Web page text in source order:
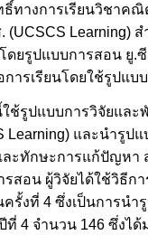
ธิ์ทางการเรียนวิชาค
. (UCSCS
ดยรูปแบบการสอน ยู
ารเรียนโดยใช้รูปแ
ใช้รูปแบบการวิจัยแล
Learning) และนำรู
ะทักษะการแก้ปัญหา
สอน ผู้วิจัยได้ใช้วิธีกา
ครั้งที่ 4 ซึ่งเป็นการน
4 จำนวน 146 ซึ่งได้